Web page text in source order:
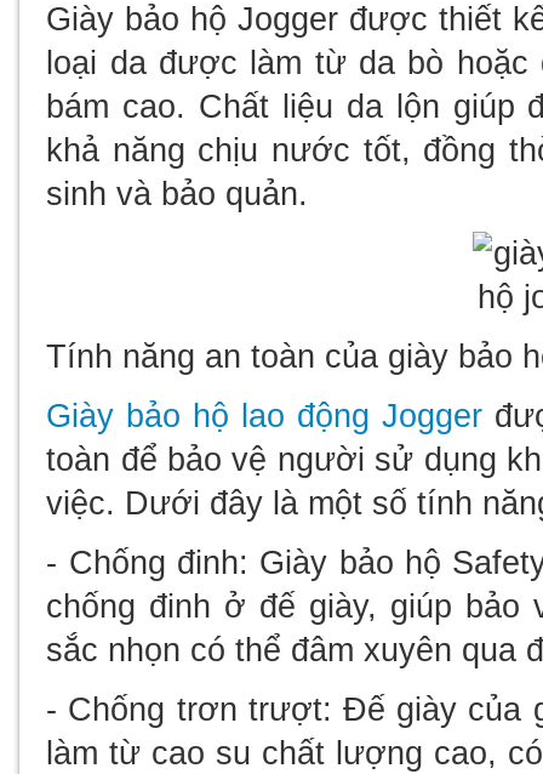
Giày bảo hộ Jogger được thiết
loại da được làm từ da bò
bám cao. Chất liệu da lộn giúp
khả năng chịu nước tốt, đồng
sinh và bảo quản.
Tính năng an toàn của giày bảo
Giày bảo hộ lao động Jogger
toàn để bảo vệ người sử dụng
việc. Dưới đây là một số tính
- Chống đinh: Giày bảo hộ
chống đinh ở đế giày, giúp
sắc nhọn có thể đâm xuyên qua
- Chống trơn trượt: Đế giày của
làm từ cao su chất lượng cao,